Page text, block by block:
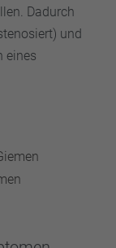
Dadurch
und
eines